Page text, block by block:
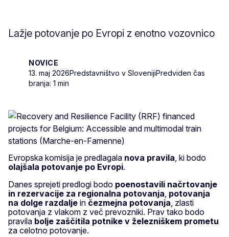
Lažje potovanje po Evropi z enotno vozovnico
NOVICE
13. maj 2026Predstavništvo v SlovenijiPredviden čas
branja: 1 min
Evropska komisija je predlagala nova pravila , ki bodo
olajšala potovanje po Evropi.
Danes sprejeti predlogi bodo poenostavili načrtovanje
in rezervacije za regionalna potovanja potovanja
na dolge razdalje in čezmejna potovanja , zlasti
potovanja z vlakom z več prevozniki. Prav tako bodo
pravila bolje zaščitila potnike v železniškem prometu
za celotno potovanje.